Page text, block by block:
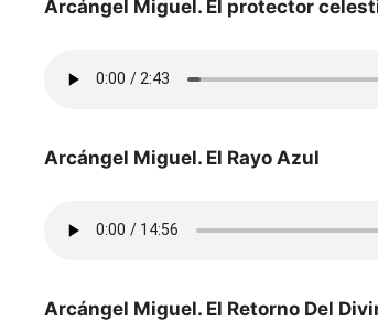
Arcángel Miguel. El protector
Arcángel Miguel. El Rayo Azul
Arcángel Miguel. El Retorno Del